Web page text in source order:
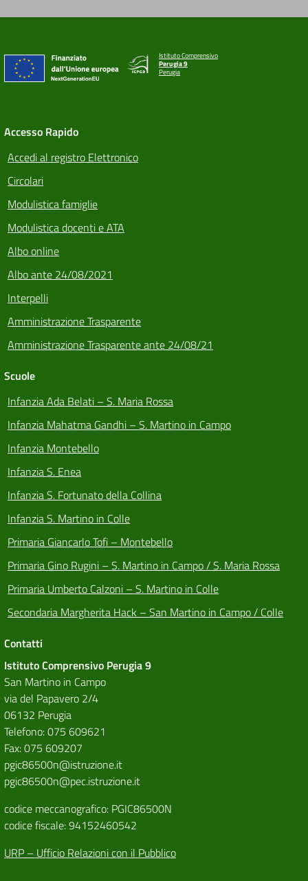
Istituto Comprensivo
Perugia 9
Perugia
Accesso Rapido
Accedi al registro Elettronico
Circolari
Modulistica famiglie
Modulistica docenti e ATA
Albo online
Albo ante 24/08/2021
Interpelli
Amministrazione Trasparente
Amministrazione Trasparente ante 24/08/21
Scuole
Infanzia Ada Belati – S. Maria Rossa
Infanzia Mahatma Gandhi – S. Martino in Campo
Infanzia Montebello
Infanzia S. Enea
Infanzia S. Fortunato della Collina
Infanzia S. Martino in Colle
Primaria Giancarlo Tofi – Montebello
Primaria Gino Rugini – S. Martino in Campo / S. Maria Rossa
Primaria Umberto Calzoni – S. Martino in Colle
Secondaria Margherita Hack – San Martino in Campo / Colle
Contatti
Istituto Comprensivo Perugia 9
San Martino in Campo
via del Papavero 2/4
06132 Perugia
Telefono: 075 609621
Fax: 075 609207
pgic86500n@istruzione.it
pgic86500n@pec.istruzione.it
codice meccanografico: PGIC86500N
codice fiscale: 94152460542
URP – Ufficio Relazioni con il Pubblico